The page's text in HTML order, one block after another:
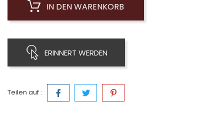
IN DEN WARENKORB
ERINNERT WERDEN
Teilen auf :